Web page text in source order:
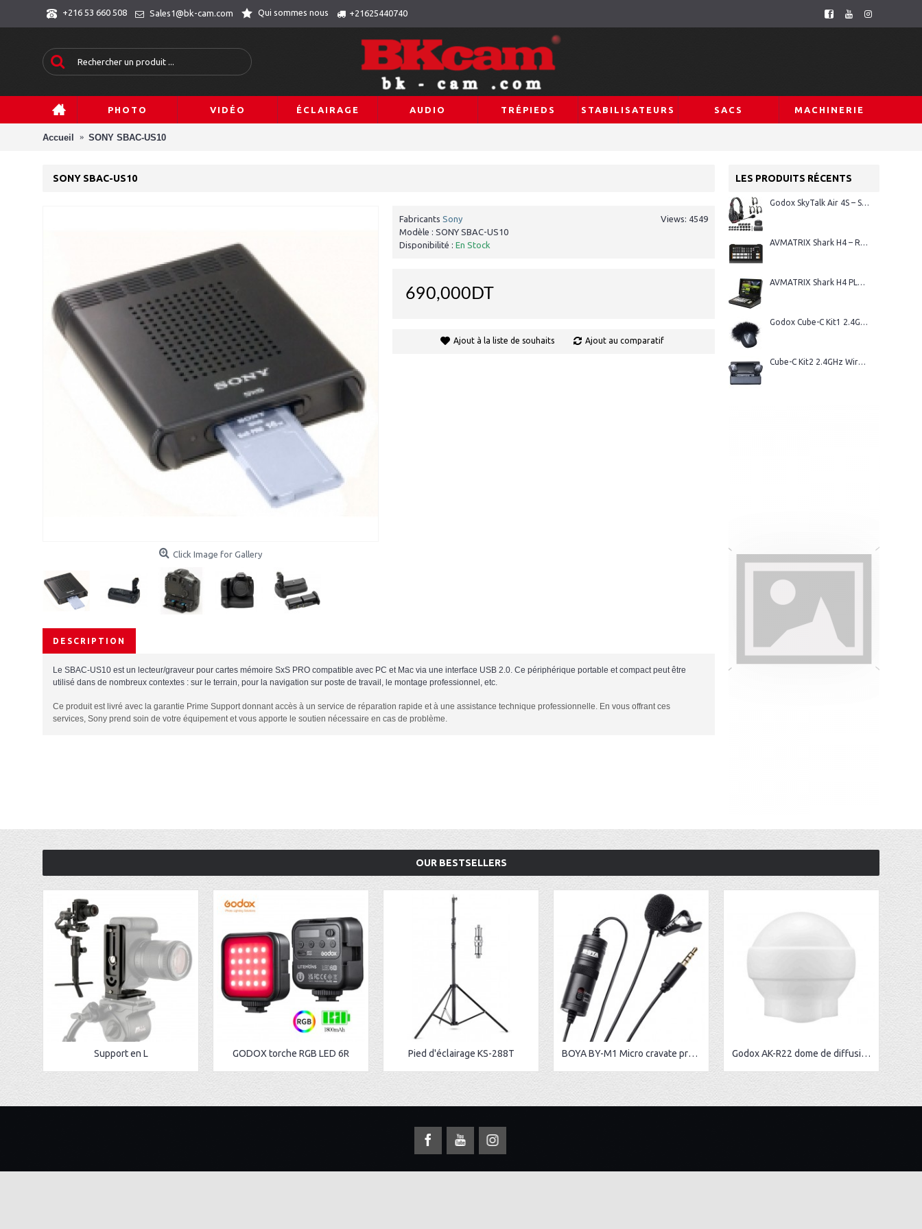
+216 53 660 508 Sales1@bk-cam.com Qui sommes nous +21625440740
PHOTO VIDÉO ÉCLAIRAGE AUDIO TRÉPIEDS STABILISATEURS SACS MACHINERIE
Accueil SONY SBAC-US10
LES PRODUITS RÉCENTS
Godox SkyTalk Air 4S – Système d’intercom sans fil Full-Duplex
AVMATRIX Shark H4 – Régie vidéo HDMI 4 canaux
AVMATRIX Shark H4 PLUS – Régie vidéo HDMI 4 canaux
Godox Cube-C Kit1 2.4GHz Wireless Microphone
Cube-C Kit2 2.4GHz Wireless Microphone
SONY SBAC-US10
Click Image for Gallery
Views: 4549
Fabricants Sony
Modèle : SONY SBAC-US10
Disponibilité : En Stock
690,000DT
Ajout à la liste de souhaits Ajout au comparatif
DESCRIPTION
Le SBAC-US10 est un lecteur/graveur pour cartes mémoire SxS PRO compatible avec PC et Mac via une interface USB 2.0. Ce périphérique portable et compact peut être
utilisé dans de nombreux contextes : sur le terrain, pour la navigation sur poste de travail, le montage professionnel, etc.
Ce produit est livré avec la garantie Prime Support donnant accès à un service de réparation rapide et à une assistance technique professionnelle. En vous offrant ces
services, Sony prend soin de votre équipement et vous apporte le soutien nécessaire en cas de problème.
OUR BESTSELLERS
Support en L GODOX torche RGB LED 6R Pied d'éclairage KS-288T BOYA BY-M1 Micro cravate professionnel avec connecteur TRRS Godox AK-R22 dome de diffusion pliable